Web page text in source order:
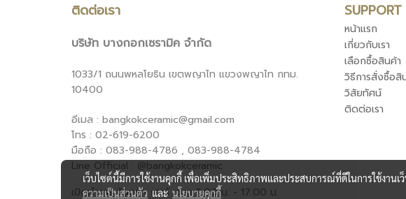
ติดต่อเรา
บริษัท บางกอกเซรามิค จำกัด
1033/1 ถนนพหลโยธิน เขตพญาไท แขวงพญาไท กทม.
10400
อีเมล : bangkokceramic@gmail.com
โทร : 02-619-6200
มือถือ : 083-988-4786 , 083-988-4784
Line Official : @bangkokceramic
เปิดทำการ จันทร์ - เสาร์ เวลา 9.00 น. - 17.00 น.
SUPPORT
หน้าแรก
เกี่ยวกับเรา
เลือกซื้อสินค้า
วิธีการสั่งซื้อสิ
วิสัยทัศน์
ติดต่อเรา
เว็บไซต์นี้มีการใช้งานคุกกี้ เพื่อเพิ่มประสิทธิภาพและประสบการณ์ที่ดีในการใช้งาน
ความเป็นส่วนตัว และ นโยบายคุกกี้